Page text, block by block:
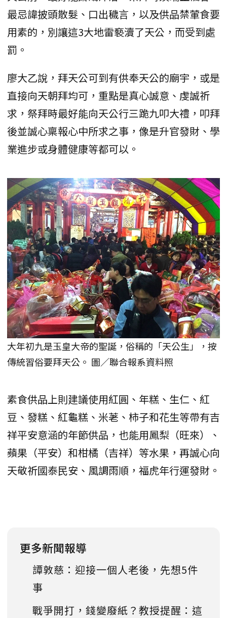
最忌諱披頭散髮、口出穢言，以及供品禁葷食要
用素的，別讓這3大地雷褻瀆了天公，而受到處
罰。
廖大乙說，拜天公可到有供奉天公的廟宇，或是
直接向天朝拜均可，重點是真心誠意、虔誠祈
求，祭拜時最好能向天公行三跪九叩大禮，叩拜
後並誠心稟報心中所求之事，像是升官發財、學
業進步或身體健康等都可以。
大年初九是玉皇大帝的聖誕，俗稱的「天公生」，按
傳統習俗要拜天公。 圖／聯合報系資料照
素食供品上則建議使用紅圓、年糕、生仁、紅
豆、發糕、紅龜糕、米荖、柿子和花生等帶有吉
祥平安意涵的年節供品，也能用鳳梨（旺來）、
蘋果（平安）和柑橘（吉祥）等水果，再誠心向
天敬祈國泰民安、風調雨順，福虎年行運發財。
更多新聞報導
譚敦慈：迎接一個人老後，先想5件
事
戰爭開打，錢變廢紙？教授提醒：這